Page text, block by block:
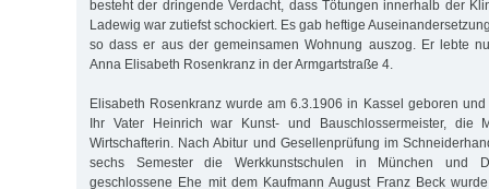
besteht der dringende Verdacht, dass Tötungen innerhalb der
Ladewig war zutiefst schockiert. Es gab heftige
so dass er aus der gemeinsamen Wohnung auszog. Er lebte
Anna Elisabeth Rosenkranz in der Armgartstraße 4.
Elisabeth Rosenkranz wurde am 6.3.1906 in Kassel geboren
Ihr Vater Heinrich war Kunst- und Bauschlossermeister, die
Wirtschafterin. Nach Abitur und Gesellenprüfung im
sechs Semester die Werkkunstschulen in München und
geschlossene Ehe mit dem Kaufmann August Franz Beck